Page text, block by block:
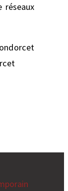
réseaux